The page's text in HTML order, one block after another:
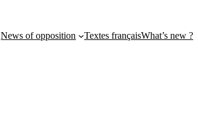
News of opposition Textes françaisWhat’s new ?